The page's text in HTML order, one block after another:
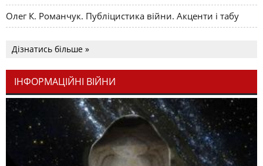
Олег К. Романчук. Публіцистика війни. Акценти і табу
Дізнатись більше »
ІНФОРМАЦІЙНІ ВІЙНИ